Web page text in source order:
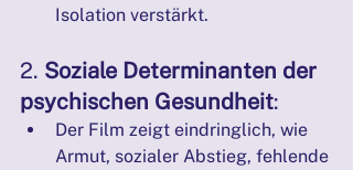
Isolation verstärkt.
2. Soziale Determinanten der
psychischen Gesundheit:
Der Film zeigt eindringlich, wie
Armut, sozialer Abstieg, fehlende